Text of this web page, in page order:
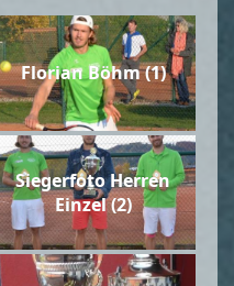
Florian Böhm (1)
Siegerfoto Herren
Einzel (2)